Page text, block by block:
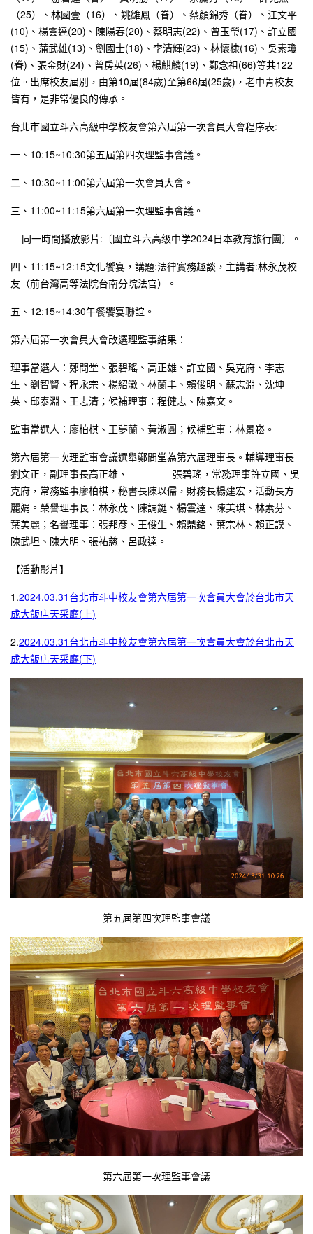
（25）、林國壹（16）、姚雛鳳（眷）、蔡顏錦秀（眷）、江文平
(10)、楊雲達(20)、陳陽春(20)、蔡明志(22)、曾玉瑩(17)、許立國
(15)、蒲武雄(13)、劉國士(18)、李清輝(23)、林懷棣(16)、吳素瓊
(眷)、張金財(24)、曾房英(26)、楊麒麟(19)、鄭念祖(66)等共122
位 。出席校友屆別，由第10屆(84歲)至第66屆(25歲)，老中青校友
皆有，是非常優良的傳承。
台北市國立斗六高級中學校友會第六屆第一次會員大會程序表:
一、10:15~10:30第五屆第四次理監事會議。
二、10:30~11:00第六屆第一次會員大會。
三、11:00~11:15第六屆第一次理監事會議。
同一時間播放影片:〔國立斗六高级中学2024日本教育旅行團〕。
四、11:15~12:15文化饗宴，講題:法律實務趣談，主講者:林永茂校
友（前台灣高等法院台南分院法官）。
五、12:15~14:30午餐饗宴聯誼。
第六屆第一次會員大會改選理監事結果：
理事當選人：鄭問堂、張碧瑤、高正雄、許立國、吳克府、李志
生、劉智賢、程永宗、楊紹澂、林蘭丰、賴俊明、蘇志淵、沈坤
英、邱泰淵、王志清；候補理事：程健志、陳嘉文。
監事當選人：廖柏棋、王夢蘭、黃淑圓；候補監事：林景崧。
第六屆第一次理監事會議選舉鄭問堂為第六屆理事長。輔導理事長
劉文正，副理事長高正雄、 張碧瑤，常務理事許立國、吳
克府，常務監事廖柏棋，秘書長陳以儒，財務長楊建宏，活動長方
麗娟。榮譽理事長：林永茂、陳調鋌、楊雲達、陳美琪、林素芬、
葉美麗；名譽理事：張邦彥、王俊生、賴鼎銘、葉宗林、賴正謨、
陳武坦、陳大明、張祐慈、呂政達。
【活動影片】
1.2024.03.31台北市斗中校友會第六屆第一次會員大會於台北市天
成大飯店天采廳(上)
2.2024.03.31台北市斗中校友會第六屆第一次會員大會於台北市天
成大飯店天采廳(下)
第五屆第四次理監事會議
第六屆第一次理監事會議